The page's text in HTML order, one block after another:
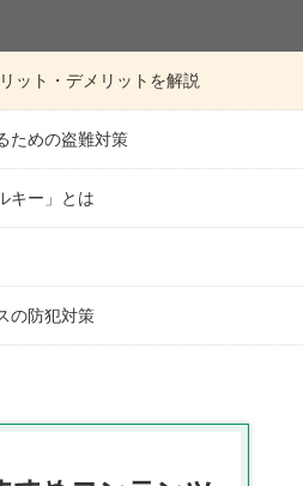
ット・デメリットを解説
ための盗難対策
キー」とは
の防犯対策